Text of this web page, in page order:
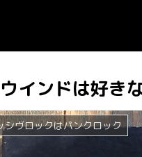
インドは好き
シヴロックはパンクロック